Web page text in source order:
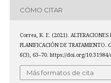
CÓMO CITAR
Correa, K. E. (2021).
PLANIFICACIÓN DE TRATAMIENTO.
6(3), 63–70. https://doi.org/
Más formatos de cita